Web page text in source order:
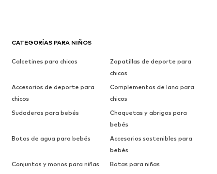
CATEGORÍAS PARA NIÑOS
Calcetines para chicos
Zapatillas de deporte para
chicos
Accesorios de deporte para
chicos
Complementos de lana para
chicos
Sudaderas para bebés
Chaquetas y abrigos para
bebés
Botas de agua para bebés
Accesorios sostenibles para
bebés
Conjuntos y monos para niñas
Botas para niñas